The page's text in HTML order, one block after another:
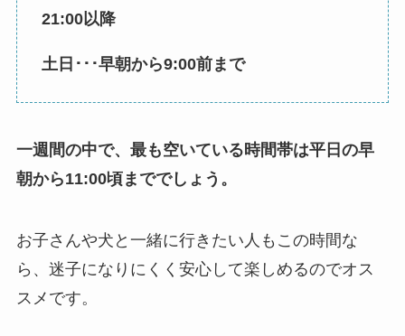
21:00以降
土日･･･早朝から9:00前まで
一週間の中で、最も空いている時間帯は平日の早
朝から11:00頃まででしょう。
お子さんや犬と一緒に行きたい人もこの時間な
ら、迷子になりにくく安心して楽しめるのでオス
スメです。